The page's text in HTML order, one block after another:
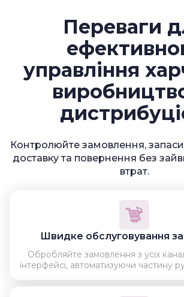
Переваги
управління
Контролюйте замовлення,
доставку та повернення без
втрат.
Швидке обслуговування
Обробляйте замовлення з усіх
інтерфейсі, автоматизуючи частину